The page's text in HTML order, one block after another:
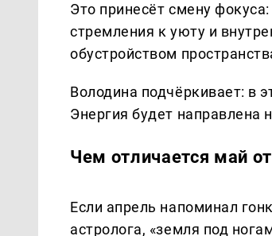
Это принесёт смену
стремления к уюту и
обустройством
Володина подчёркивает: в
Энергия будет направлена
Чем отличается май
Если апрель напоминал
астролога, «земля под